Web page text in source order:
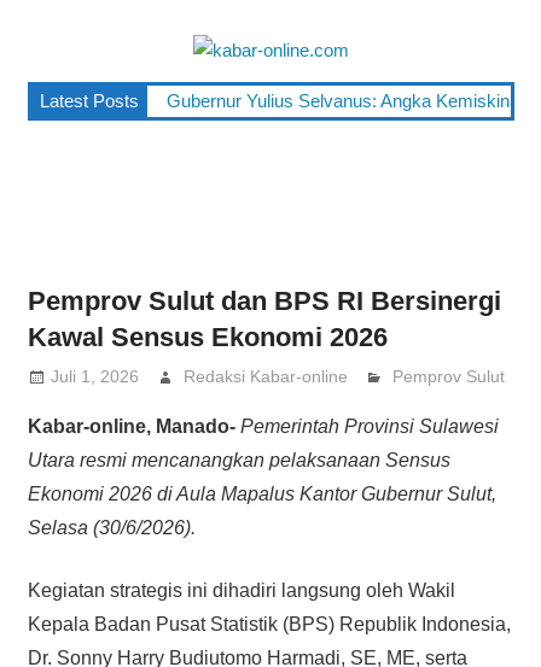
terpercaya
dalam
Latest Posts Gubernur Yulius Selvanus: Angka Kemiskinan
Pemprov Sulut dan BPS RI Bersinergi
Kawal Sensus Ekonomi 2026
Juli 1, 2026 Redaksi Kabar-online Pemprov Sulut
Kabar-online, Manado- Pemerintah Provinsi Sulawesi
Utara resmi mencanangkan pelaksanaan Sensus
Ekonomi 2026 di Aula Mapalus Kantor Gubernur Sulut,
Selasa (30/6/2026).
Kegiatan strategis ini dihadiri langsung oleh Wakil
Kepala Badan Pusat Statistik (BPS) Republik Indonesia,
Dr. Sonny Harry Budiutomo Harmadi, SE, ME, serta